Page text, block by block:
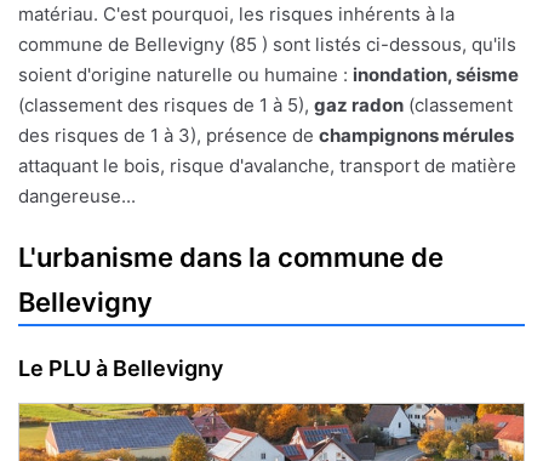
matériau. C'est pourquoi, les risques inhérents à la
commune de Bellevigny (85 ) sont listés ci-dessous, qu'ils
soient d'origine naturelle ou humaine : inondation, séisme
(classement des risques de 1 à 5), gaz radon (classement
des risques de 1 à 3), présence de champignons mérules
attaquant le bois, risque d'avalanche, transport de matière
dangereuse...
L'urbanisme dans la commune de
Bellevigny
Le PLU à Bellevigny